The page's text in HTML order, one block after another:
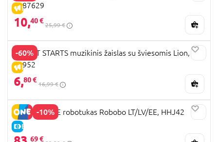
IŠPARDAVIMAS
4087629
10,40 €
25,99 €
-60%
IŠPARDAVIMAS
BRIGHT STARTS muzikinis žaislas su šviesomis Lion,
12952
6,80 €
16,99 €
-10%
E-KAINA
FISHER-PRICE robotukas Robobo LT/LV/EE, HHJ42
69 €